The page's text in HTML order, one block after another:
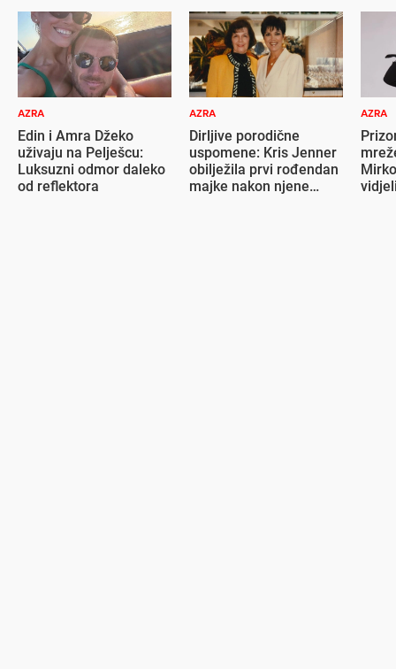
AZRA
Edin i Amra Džeko
uživaju na Pelješcu:
Luksuzni odmor daleko
od reflektora
AZRA
Dirljive porodične
uspomene: Kris Jenner
obilježila prvi rođendan
majke nakon njene
AZRA